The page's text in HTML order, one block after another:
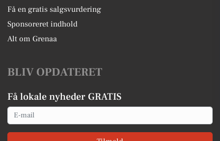
Få en gratis salgsvurdering
Sponsoreret indhold
Alt om Grenaa
BLIV OPDATERET
Få lokale nyheder GRATIS
Email